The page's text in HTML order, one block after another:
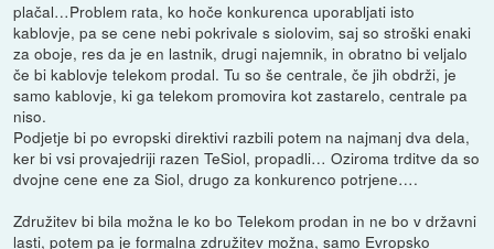
plačal…Problem rata, ko hoče konkurenca uporabljati isto
kablovje, pa se cene nebi pokrivale s siolovim, saj so stroški enaki
za oboje, res da je en lastnik, drugi najemnik, in obratno bi veljalo
če bi kablovje telekom prodal. Tu so še centrale, če jih obdrži, je
samo kablovje, ki ga telekom promovira kot zastarelo, centrale pa
niso.
Podjetje bi po evropski direktivi razbili potem na najmanj dva dela,
ker bi vsi provajedriji razen TeSiol, propadli… Oziroma trditve da so
dvojne cene ene za Siol, drugo za konkurenco potrjene….
Združitev bi bila možna le ko bo Telekom prodan in ne bo v državni
lasti, potem pa je formalna združitev možna, samo Evropsko